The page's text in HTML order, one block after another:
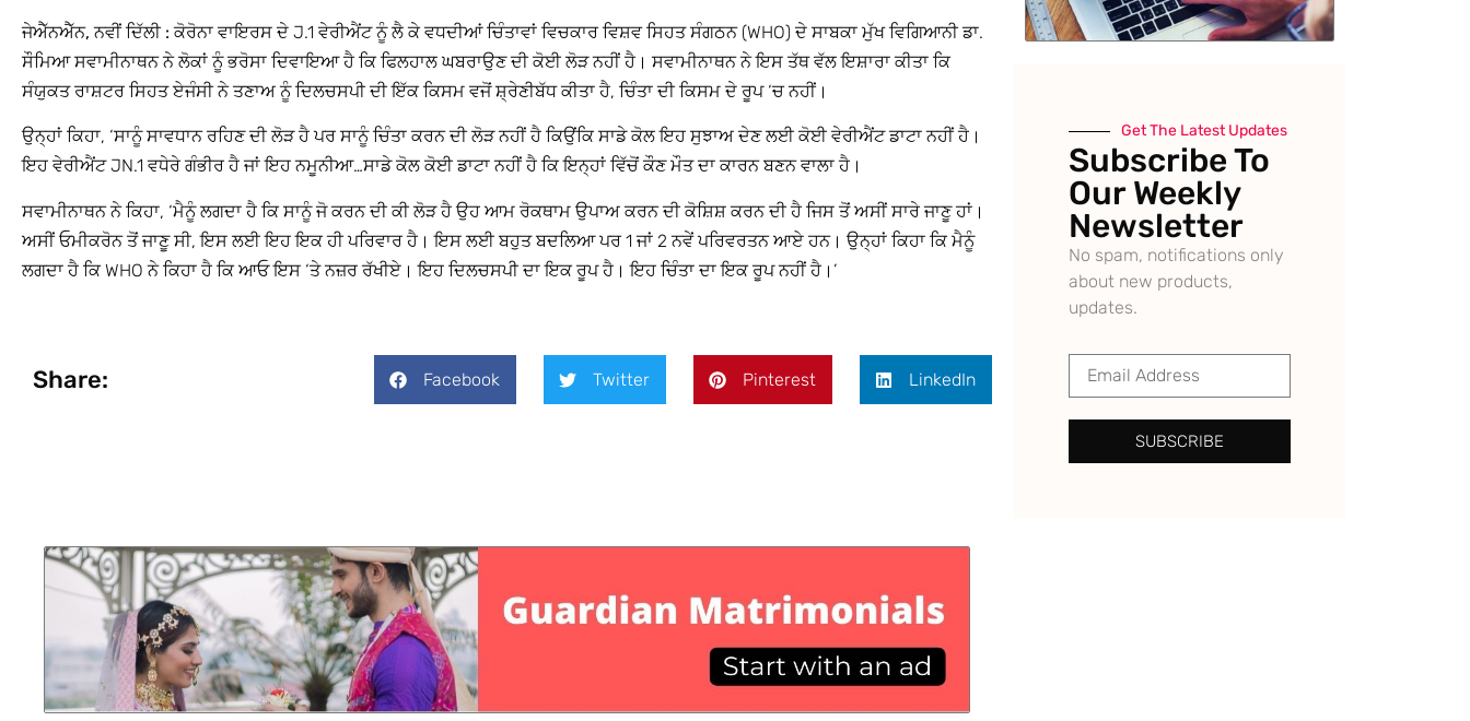
ਜੇਐੱਨਐੱਨ, ਨਵੀਂ ਦਿੱਲੀ :ਕੋਰੋਨਾ ਵਾਇਰਸ ਦੇ J.1 ਵੇਰੀਐਂਟ ਨੂੰ ਲੈ ਕੇ ਵਧਦੀਆਂ ਚਿੰਤਾਵਾਂ ਵਿਚਕਾਰ ਵਿਸ਼ਵ ਸਿਹਤ ਸੰਗਠਨ (WHO) ਦੇ ਸਾਬਕਾ ਮੁੱਖ ਵਿਗਿਆਨੀ ਡਾ.
ਸੌਮਿਆ ਸਵਾਮੀਨਾਥਨ ਨੇ ਲੋਕਾਂ ਨੂੰ ਭਰੋਸਾ ਦਿਵਾਇਆ ਹੈ ਕਿ ਫਿਲਹਾਲ ਘਬਰਾਉਣ ਦੀ ਕੋਈ ਲੋੜ ਨਹੀਂ ਹੈ। ਸਵਾਮੀਨਾਥਨ ਨੇ ਇਸ ਤੱਥ ਵੱਲ ਇਸ਼ਾਰਾ ਕੀਤਾ ਕਿ
ਸੰਯੁਕਤ ਰਾਸ਼ਟਰ ਸਿਹਤ ਏਜੰਸੀ ਨੇ ਤਣਾਅ ਨੂੰ ਦਿਲਚਸਪੀ ਦੀ ਇੱਕ ਕਿਸਮ ਵਜੋਂ ਸ਼੍ਰੇਣੀਬੱਧ ਕੀਤਾ ਹੈ, ਚਿੰਤਾ ਦੀ ਕਿਸਮ ਦੇ ਰੂਪ ‘ਚ ਨਹੀਂ।
ਉਨ੍ਹਾਂ ਕਿਹਾ, ‘ਸਾਨੂੰ ਸਾਵਧਾਨ ਰਹਿਣ ਦੀ ਲੋੜ ਹੈ ਪਰ ਸਾਨੂੰ ਚਿੰਤਾ ਕਰਨ ਦੀ ਲੋੜ ਨਹੀਂ ਹੈ ਕਿਉਂਕਿ ਸਾਡੇ ਕੋਲ ਇਹ ਸੁਝਾਅ ਦੇਣ ਲਈ ਕੋਈ ਵੇਰੀਐਂਟ ਡਾਟਾ ਨਹੀਂ ਹੈ।
ਇਹ ਵੇਰੀਐਂਟ JN.1 ਵਧੇਰੇ ਗੰਭੀਰ ਹੈ ਜਾਂ ਇਹ ਨਮੂਨੀਆ…ਸਾਡੇ ਕੋਲ ਕੋਈ ਡਾਟਾ ਨਹੀਂ ਹੈ ਕਿ ਇਨ੍ਹਾਂ ਵਿੱਚੋਂ ਕੌਣ ਮੌਤ ਦਾ ਕਾਰਨ ਬਣਨ ਵਾਲਾ ਹੈ।
ਸਵਾਮੀਨਾਥਨ ਨੇ ਕਿਹਾ, ‘ਮੈਨੂੰ ਲਗਦਾ ਹੈ ਕਿ ਸਾਨੂੰ ਜੋ ਕਰਨ ਦੀ ਕੀ ਲੋੜ ਹੈ ਉਹ ਆਮ ਰੋਕਥਾਮ ਉਪਾਅ ਕਰਨ ਦੀ ਕੋਸ਼ਿਸ਼ ਕਰਨ ਦੀ ਹੈ ਜਿਸ ਤੋਂ ਅਸੀਂ ਸਾਰੇ ਜਾਣੂ ਹਾਂ।
ਅਸੀਂ ਓਮੀਕਰੋਨ ਤੋਂ ਜਾਣੂ ਸੀ, ਇਸ ਲਈ ਇਹ ਇਕ ਹੀ ਪਰਿਵਾਰ ਹੈ। ਇਸ ਲਈ ਬਹੁਤ ਬਦਲਿਆ ਪਰ 1 ਜਾਂ 2 ਨਵੇਂ ਪਰਿਵਰਤਨ ਆਏ ਹਨ। ਉਨ੍ਹਾਂ ਕਿਹਾ ਕਿ ਮੈਨੂੰ
ਲਗਦਾ ਹੈ ਕਿ WHO ਨੇ ਕਿਹਾ ਹੈ ਕਿ ਆਓ ਇਸ ‘ਤੇ ਨਜ਼ਰ ਰੱਖੀਏ। ਇਹ ਦਿਲਚਸਪੀ ਦਾ ਇਕ ਰੂਪ ਹੈ। ਇਹ ਚਿੰਤਾ ਦਾ ਇਕ ਰੂਪ ਨਹੀਂ ਹੈ।’
Share: Facebook Twitter Pinterest LinkedIn
Get The Latest Updates
Subscribe To
Our Weekly
Newsletter
No spam, notifications only
about new products,
updates.
SUBSCRIBE